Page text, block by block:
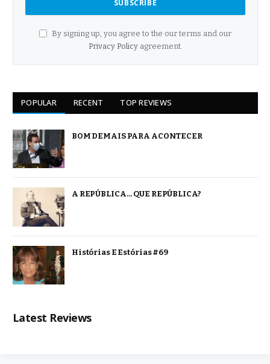
By signing up, you agree to the our terms and our
Privacy Policyagreement.
POPULAR RECENT TOP REVIEWS
BOM DEMAIS PARA ACONTECER
A REPÚBLICA… QUE REPÚBLICA?
Histórias E Estórias #69
Latest Reviews